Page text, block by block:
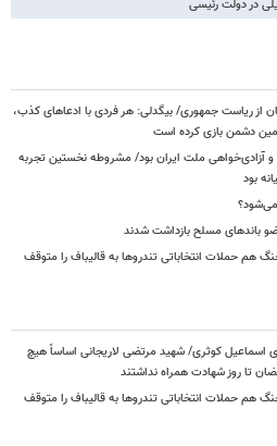
در دولت رئیسی
از ریاست جمهوری/ بیگدلی: هر فردی با ادعاهای کذب،
دشمن بازی کرده است
آزادی‌خواهی ملت ایران بود/ مشروطه نخستین تجربه
بود
هم حملات انتخاباتی تندروها به قالیباف را متوقف
اسماعیل کوثری/ شهید مرتضی لاریجانی اساساً هیچ
تا روز شهادت همراه نداشتند
هم حملات انتخاباتی تندروها به قالیباف را متوقف